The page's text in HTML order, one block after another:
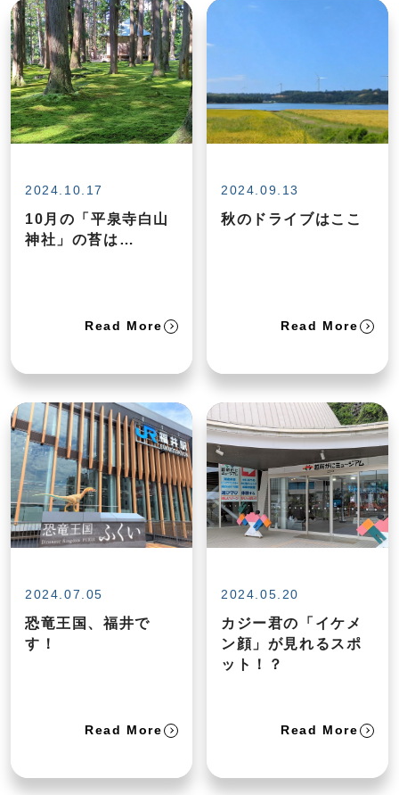
2024.10.17
10月の「平泉寺白山
神社」の苔は…
Read More
2024.09.13
秋のドライブはここ
Read More
2024.07.05
恐竜王国、福井で
す！
Read More
2024.05.20
カジー君の「イケメ
ン顔」が見れるスポ
ット！？
Read More